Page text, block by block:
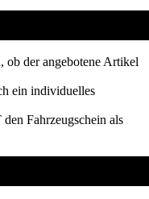
ob der angebotene Artikel
ein individuelles
Fahrzeugschein als